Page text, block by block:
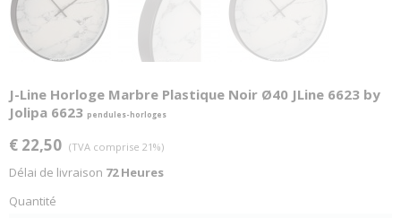
J-Line Horloge Marbre Plastique Noir Ø40 JLine 6623 by
Jolipa 6623 pendules-horloges
€ 22,50 (TVA comprise 21%)
Délai de livraison 72 Heures
Quantité